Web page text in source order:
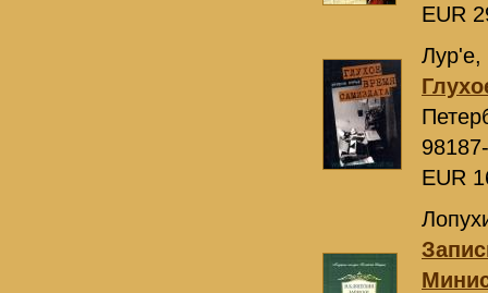
EUR
Лур'е,
EUR